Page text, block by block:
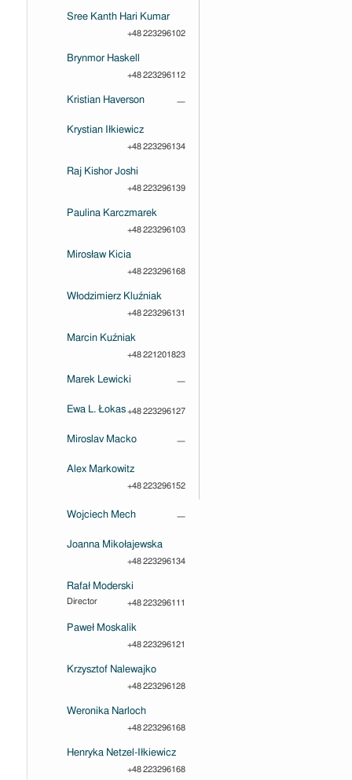
Sree Kanth Hari Kumar
+48 223296102
Brynmor Haskell
+48 223296112
Kristian Haverson —
Krystian Iłkiewicz
+48 223296134
Raj Kishor Joshi
+48 223296139
Paulina Karczmarek
+48 223296103
Mirosław Kicia
+48 223296168
Włodzimierz Kluźniak
+48 223296131
Marcin Kuźniak
+48 221201823
Marek Lewicki —
Ewa L. Łokas+48 223296127
Miroslav Macko —
Alex Markowitz
+48 223296152
Wojciech Mech —
Joanna Mikołajewska
+48 223296134
Rafał Moderski
+48 223296111
Director
Paweł Moskalik
+48 223296121
Krzysztof Nalewajko
+48 223296128
Weronika Narloch
+48 223296168
Henryka Netzel-Iłkiewicz
+48 223296168